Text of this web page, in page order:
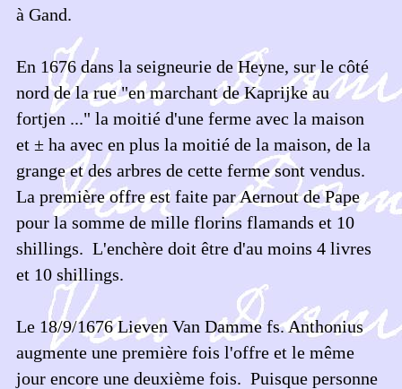
à Gand.
En 1676 dans la seigneurie de Heyne, sur le côté
nord de la rue "en marchant de Kaprijke au
fortjen ..." la moitié d'une ferme avec la maison
et ± ha avec en plus la moitié de la maison, de la
grange et des arbres de cette ferme sont vendus.
La première offre est faite par Aernout de Pape
pour la somme de mille florins flamands et 10
shillings. L'enchère doit être d'au moins 4 livres
et 10 shillings.
Le 18/9/1676 Lieven Van Damme fs. Anthonius
augmente une première fois l'offre et le même
jour encore une deuxième fois. Puisque personne